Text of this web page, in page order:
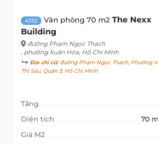
4332 Văn phòng 70 m2 The Nexx
Building
đường Phạm Ngọc Thạch
, phường Xuân Hòa, Hồ Chí Minh
Địa chỉ cũ:đường Phạm Ngọc Thạch, Phường
Thị Sáu, Quận 3, Hồ Chí Minh
Tầng
Diện tích
70
Giá M2